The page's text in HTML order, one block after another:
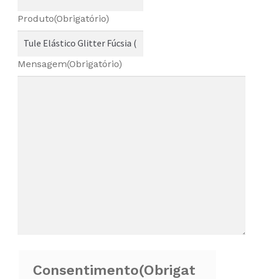
Produto(Obrigatório)
Mensagem(Obrigatório)
Consentimento(Obrigat